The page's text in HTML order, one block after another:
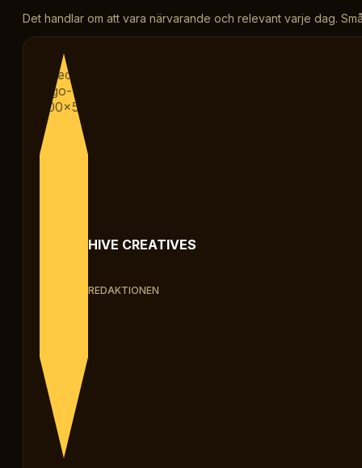
Det handlar om att vara närvarande och relevant varje dag.
HIVE CREATIVES
REDAKTIONEN